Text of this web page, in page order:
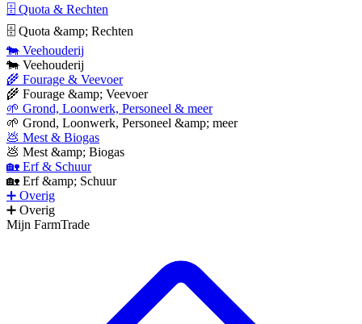
🗄 Quota & Rechten
🗄 Quota &amp; Rechten
🐄 Veehouderij
🐄 Veehouderij
🌾 Fourage & Veevoer
🌾 Fourage &amp; Veevoer
🌱 Grond, Loonwerk, Personeel & meer
🌱 Grond, Loonwerk, Personeel &amp; meer
💩 Mest & Biogas
💩 Mest &amp; Biogas
🏡 Erf & Schuur
🏡 Erf &amp; Schuur
➕ Overig
➕ Overig
Mijn FarmTrade